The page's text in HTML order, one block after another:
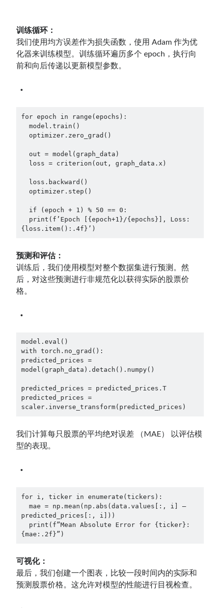
训练循环：
我们使用均方误差作为损失函数，使用 Adam 作为优
化器来训练模型。训练循环遍历多个 epoch，执行向
前和向后传递以更新模型参数。
for epoch in range(epochs):
  model.train()
  optimizer.zero_grad()
  out = model(graph_data)
  loss = criterion(out, graph_data.x)
  loss.backward()
  optimizer.step()
  if (epoch + 1) % 50 == 0:
{loss.item():.4f}’)
预测和评估：
训练后，我们使用模型对整个数据集进行预测。然
后，对这些预测进行非规范化以获得实际的股票价
格。
model.eval()
with torch.no_grad():
predicted_prices =
model(graph_data).detach().numpy()
predicted_prices = predicted_prices.T
predicted_prices =
scaler.inverse_transform(predicted_prices)
我们计算每只股票的平均绝对误差 （MAE） 以评估模
型的表现。
for i, ticker in enumerate(tickers):
predicted_prices[:, i]))
{mae:.2f}”)
可视化：
最后，我们创建一个图表，比较一段时间内的实际和
预测股票价格。这允许对模型的性能进行目视检查。